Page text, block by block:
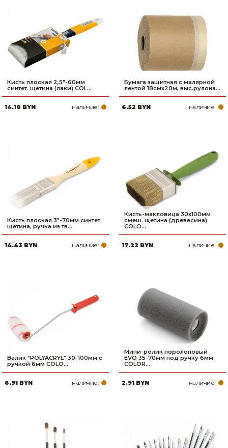
Кисть плоская 2,5"-60мм
синтет. щетина (лаки) COL...
14.18 BYN наличие:
Бумага защитная c малярной
лентой 18смх20м, выс.рулона...
6.52 BYN наличие:
Кисть плоская 3"-70мм синтет.
щетина, ручка из тв...
14.43 BYN наличие:
Кисть-макловица 30х100мм
смеш. щетина (древесина)
COLO...
17.22 BYN наличие:
Валик "POLYACRYL" 30-100мм с
ручкой 6мм COLO...
6.91 BYN наличие:
Мини-ролик поролоновый
EVO 35-70мм под ручку 6мм
COLOR...
2.91 BYN наличие: